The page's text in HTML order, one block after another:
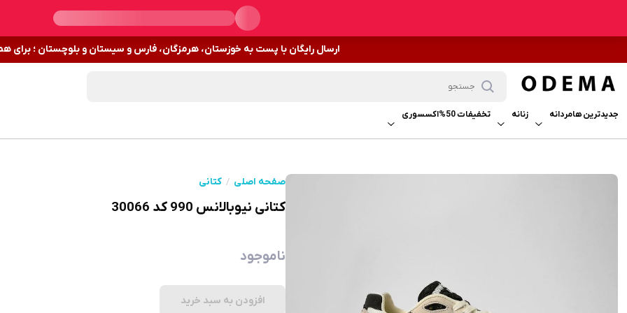
ارسال رایگان با پست به خوزستان، هرمزگان، فارس و سیستان و بلوچستان ؛ برای
جدیدترین هامردانه زنانه تخفیفات 50% اکسسوری
صفحه اصلی کتانی
کتانی نیوبالانس 990 کد 30066
ناموجود
افزودن به سبد خرید